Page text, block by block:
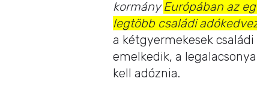
kormányEurópában az
legtöbb családi
a kétgyermekesek
emelkedik, a
kell adóznia.